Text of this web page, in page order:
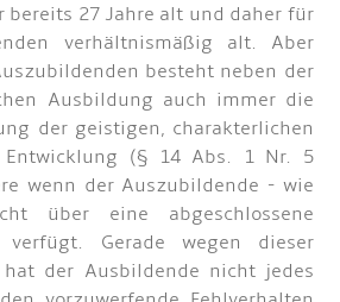
bereits 27 Jahre alt und daher für
verhältnismäßig alt. Aber
besteht neben der
Ausbildung auch immer die
der geistigen, charakterlichen
Entwicklung (§ 14 Abs. 1 Nr. 5
wenn der Auszubildende - wie
über eine abgeschlossene
verfügt. Gerade wegen dieser
hat der Ausbildende nicht jedes